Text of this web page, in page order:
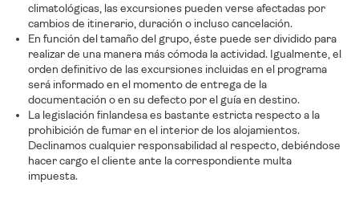
climatológicas, las excursiones pueden verse afectadas por
cambios de itinerario, duración o incluso cancelación.
En función del tamaño del grupo, éste puede ser dividido para
realizar de una manera más cómoda la actividad. Igualmente, el
orden definitivo de las excursiones incluidas en el programa
será informado en el momento de entrega de la
documentación o en su defecto por el guía en destino.
La legislación finlandesa es bastante estricta respecto a la
prohibición de fumar en el interior de los alojamientos.
Declinamos cualquier responsabilidad al respecto, debiéndose
hacer cargo el cliente ante la correspondiente multa
impuesta.